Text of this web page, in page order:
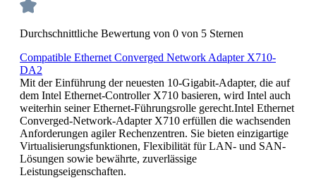
Durchschnittliche Bewertung von 0 von 5 Sternen
Compatible Ethernet Converged Network Adapter X710-
DA2
Mit der Einführung der neuesten 10-Gigabit-Adapter, die auf
dem Intel Ethernet-Controller X710 basieren, wird Intel auch
weiterhin seiner Ethernet-Führungsrolle gerecht.Intel Ethernet
Converged-Network-Adapter X710 erfüllen die wachsenden
Anforderungen agiler Rechenzentren. Sie bieten einzigartige
Virtualisierungsfunktionen, Flexibilität für LAN- und SAN-
Lösungen sowie bewährte, zuverlässige
Leistungseigenschaften.